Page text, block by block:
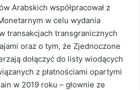
Arabskich współpracował z
w celu wydania
transakcjach transgranicznych
oraz o tym, że Zjednoczone
dołączyć do listy wiodących
z płatnościami opartymi
w 2019 roku – głownie ze